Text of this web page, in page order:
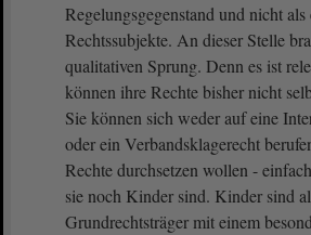
Regelungsgegenstand und nicht als
Rechtssubjekte. An dieser Stelle
qualitativen Sprung. Denn es ist
können ihre Rechte bisher nicht
Sie können sich weder auf eine
oder ein Verbandsklagerecht
Rechte durchsetzen wollen -
sie noch Kinder sind. Kinder sind
Grundrechtsträger mit einem